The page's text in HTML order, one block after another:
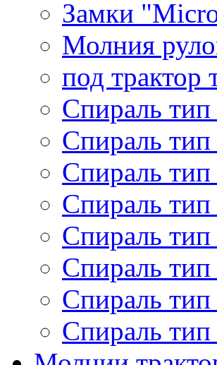
Замки
Молния
под трактор
Спираль тип
Спираль тип
Спираль тип
Спираль
Спираль
Спираль тип
Спираль
Спираль тип